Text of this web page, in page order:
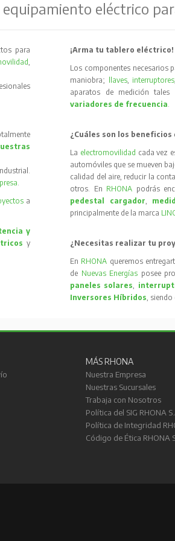
eléctrico
para
,
.
a
y
y
¡Arma tu tablero eléctrico!
Los componentes necesarios
maniobra;
llaves, interruptores
aparatos de medición tales
variadores de frecuencia.
¿Cuáles son los beneficios
La electromovilidad cada vez
automóviles que se mueven
calidad del aire, reducir la
otros. En RHONA podrás
pedestal cargador,
principalmente de la marca
¿Necesitas realizar tu
En RHONA queremos
de Nuevas Energías posee
paneles solares,
Inversores Híbridos, siendo
MÁS RHONA
Nuestra Empresa
Nuestras Sucursales
Trabaja con Nosotros
Política del SIG RHONA
Política de Integridad
Código de Ética RHONA